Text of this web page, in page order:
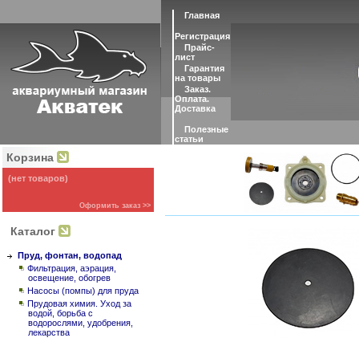
Главная
Регистрация
Прайс-
лист
Гарантия
на товары
Заказ.
Оплата.
Доставка
Полезные
статьи
Корзина
(нет товаров)
Оформить заказ >>
Каталог
Пруд, фонтан, водопад
Фильтрация, аэрация,
освещение, обогрев
Насосы (помпы) для пруда
Прудовая химия. Уход за
водой, борьба с
водорослями, удобрения,
лекарства